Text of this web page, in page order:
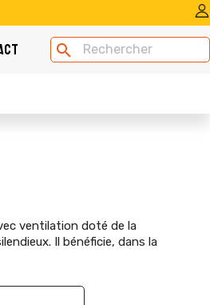
search
ventilation doté de la
Il bénéficie, dans la